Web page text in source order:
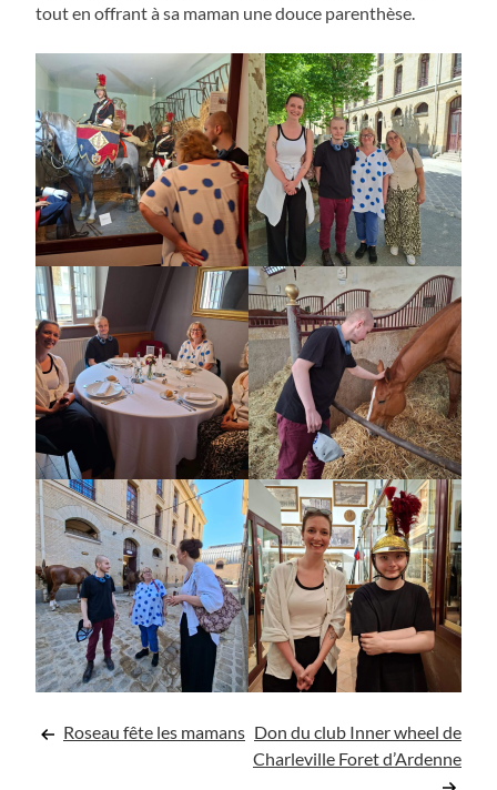
tout en offrant à sa maman une douce parenthèse.
Navigation
Roseau fête les mamans Don du club Inner wheel de
Charleville Foret d’Ardenne